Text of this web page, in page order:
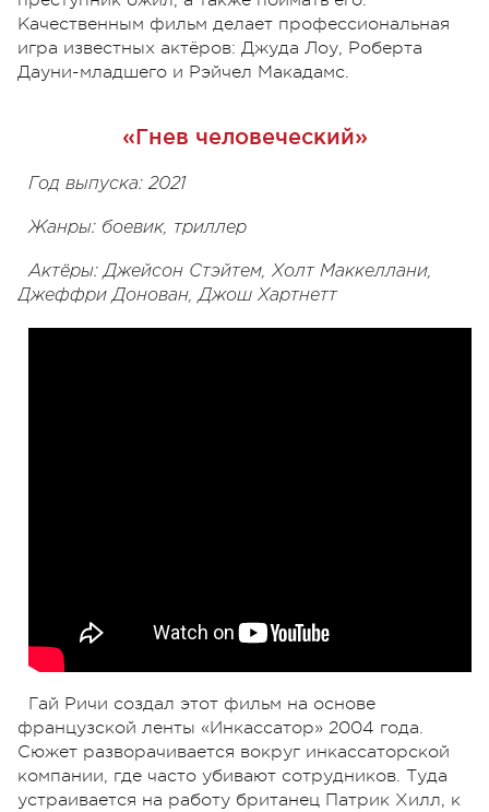
Качественным фильм делает профессиональная
игра известных актёров: Джуда Лоу, Роберта
Дауни-младшего и Рэйчел Макадамс.
«Гнев человеческий»
Год выпуска: 2021
Жанры: боевик, триллер
Актёры: Джейсон Стэйтем, Холт Маккеллани,
Джеффри Донован, Джош Хартнетт
Гай Ричи создал этот фильм на основе
французской ленты «Инкассатор» 2004 года.
Сюжет разворачивается вокруг инкассаторской
компании, где часто убивают сотрудников. Туда
устраивается на работу британец Патрик Хилл, к